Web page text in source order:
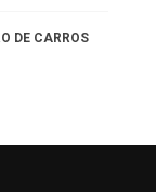
DE CARROS